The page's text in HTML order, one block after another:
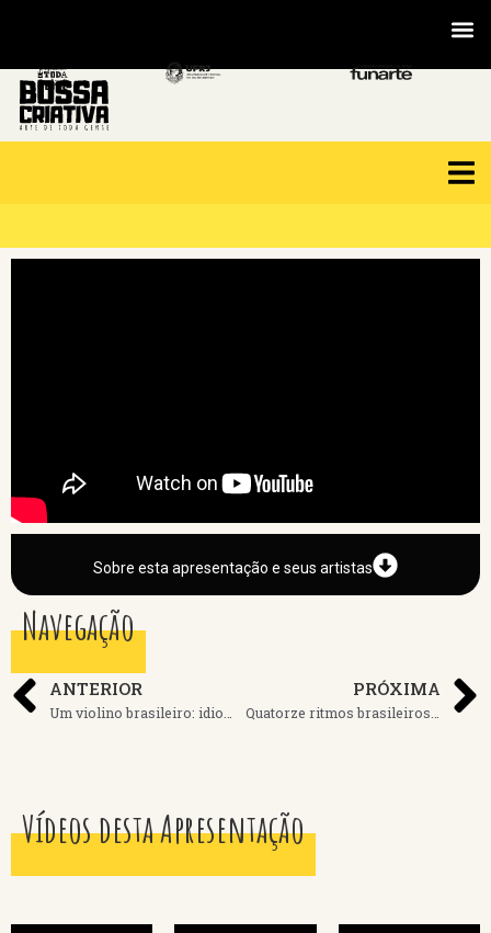
Sobre esta apresentação e seus artistas
Navegação
ANTERIOR PRÓXIMA
Vídeos desta Apresentação